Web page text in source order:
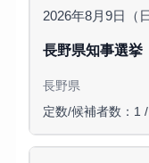
2026年8月9日（日
長野県知事選挙
長野県
定数/候補者数：1